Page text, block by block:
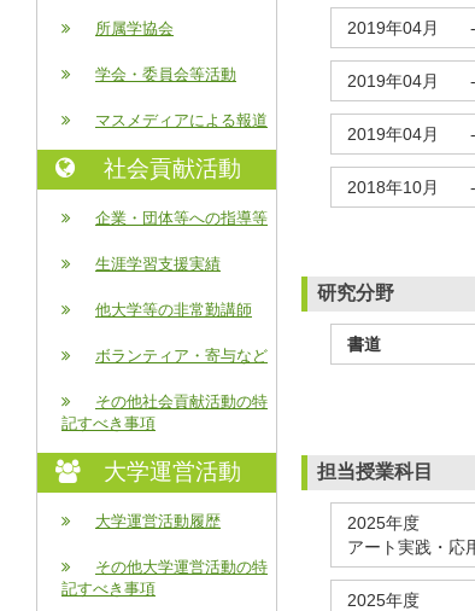
所属学協会
学会・委員会等活動
マスメディアによる報道
社会貢献活動
企業・団体等への指導等
生涯学習支援実績
他大学等の非常勤講師
ボランティア・寄与など
その他社会貢献活動の特
記すべき事項
大学運営活動
大学運営活動履歴
その他大学運営活動の特
記すべき事項
2019年04月 -
2019年04月 -
2019年04月 -
2018年10月 -
研究分野
書道
担当授業科目
2025年度
アート実践・応
2025年度